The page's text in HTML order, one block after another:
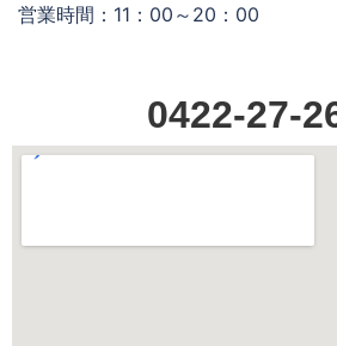
営業時間：11：00～20：00
0422-27-